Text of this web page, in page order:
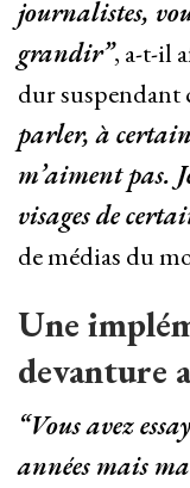
journalistes,
grandir”, a-t-il
dur suspendant
parler, à
m’aiment pas.
visages de
de médias du
Une
devanture
“Vous avez
années mais